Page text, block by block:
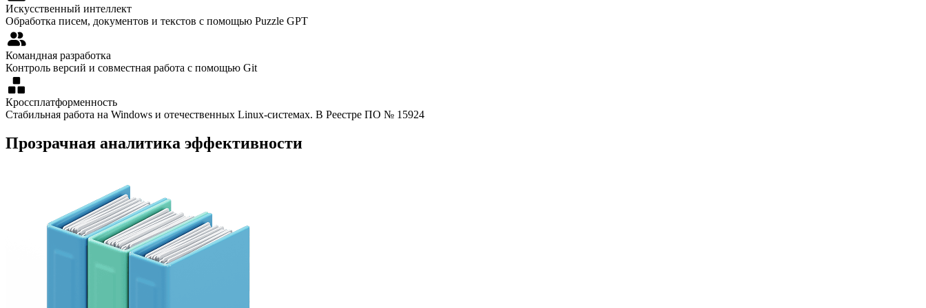
Искусственный интеллект
Обработка писем, документов и текстов с помощью Puzzle GPT
Командная разработка
Контроль версий и совместная работа с помощью Git
Кроссплатформенность
Стабильная работа на Windows и отечественных Linux-системах. В Реестре ПО № 15924
Прозрачная аналитика эффективности